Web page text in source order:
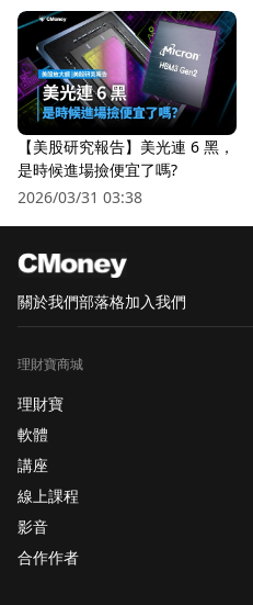
【美股研究報告】美光連 6 黑，
是時候進場撿便宜了嗎?
2026/03/31 03:38
關於我們部落格加入我們
理財寶商城
理財寶
軟體
講座
線上課程
影音
合作作者